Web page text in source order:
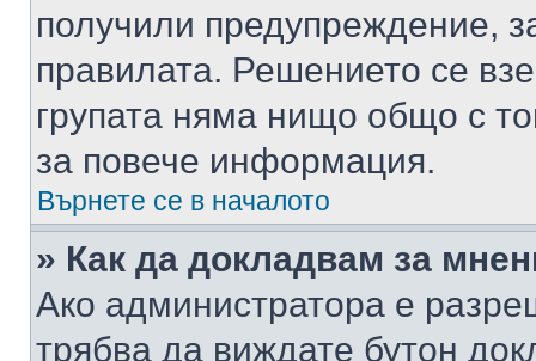
получили предупреждение,
правилата. Решението се
групата няма нищо общо с
за повече информация.
Върнете се в началото
» Как да докладвам за
Ако администратора е
трябва да виждате бутон